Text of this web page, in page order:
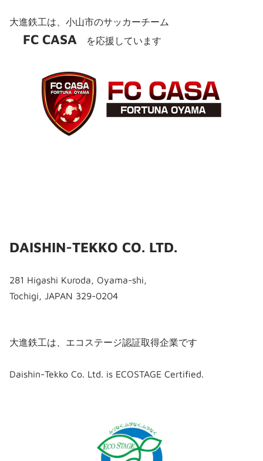
​大進鉄工は、小山市のサッカーチーム
FC CASA を​応援しています
DAISHIN-TEKKO CO. LTD.
281 Higashi Kuroda, Oyama-shi,
Tochigi, JAPAN 329-0204
大進鉄工は、エコステージ認証取得企業です
​Daishin-Tekko Co. Ltd. is ECOSTAGE Certified.